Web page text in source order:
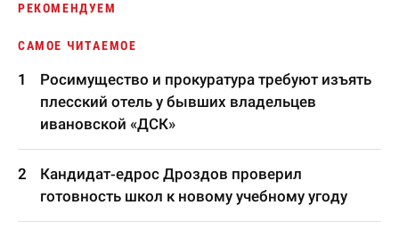
РЕКОМЕНДУЕМ
САМОЕ ЧИТАЕМОЕ
Росимущество и прокуратура требуют изъять
плесский отель у бывших владельцев
ивановской «ДСК»
Кандидат-едрос Дроздов проверил
готовность школ к новому учебному угоду